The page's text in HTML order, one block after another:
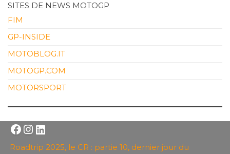
SITES DE NEWS MOTOGP
FIM
GP-INSIDE
MOTOBLOG.IT
MOTOGP.COM
MOTORSPORT
Facebook
Instagram
LinkedIn
Roadtrip 2025, le CR : partie 10, dernier jour du